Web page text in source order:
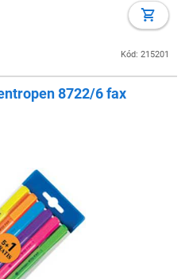
Kód: 215201
8722/6 fax